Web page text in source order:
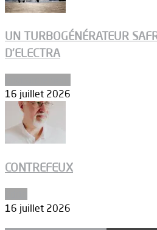
UN TURBOGÉNÉRATEUR
D’ELECTRA
16 juillet 2026
CONTREFEUX
16 juillet 2026